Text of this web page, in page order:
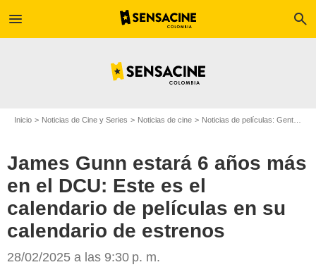
menu search
Inicio Noticias de Cine y Series Noticias de cine Noticias de películas: Gente
James Gunn estará 6 años más
en el DCU: Este es el
calendario de películas en su
calendario de estrenos
28/02/2025 a las 9:30 p. m.